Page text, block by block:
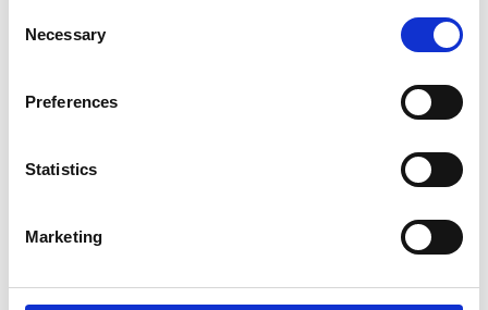
Selection
Necessary
Preferences
Statistics
Marketing